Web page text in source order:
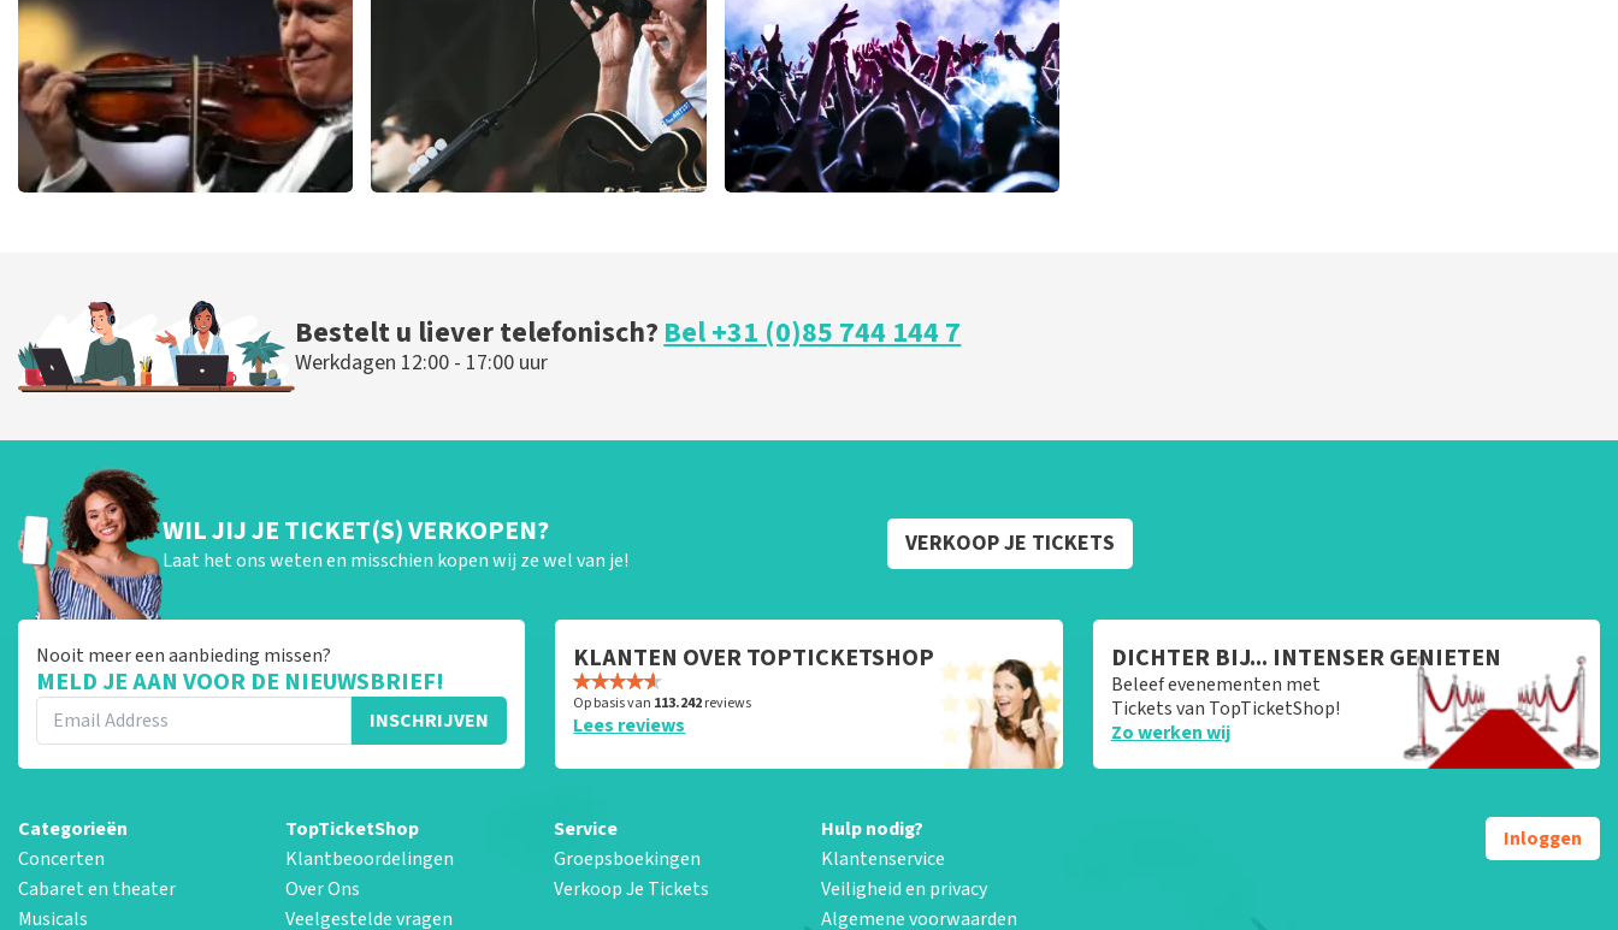
BESTEL NU BESTEL NU
BESTEL NU
Bestelt u liever telefonisch?Bel +31 (0)85 744 144 7
Werkdagen 12:00 - 17:00 uur
WIL JIJ JE TICKET(S) VERKOPEN?
Laat het ons weten en misschien kopen wij ze wel van je!
VERKOOP JE TICKETS
Nooit meer een aanbieding missen?
MELD JE AAN VOOR DE NIEUWSBRIEF!
INSCHRIJVEN
KLANTEN OVER TOPTICKETSHOP
Op basis van 113.242reviews
Lees reviews
DICHTER BIJ... INTENSER GENIETEN
Beleef evenementen met
Tickets van TopTicketShop!
Zo werken wij
Categorieën
Concerten
Cabaret en theater
Musicals
TopTicketShop
Klantbeoordelingen
Over Ons
Veelgestelde vragen
Service
Groepsboekingen
Verkoop Je Tickets
Hulp nodig?
Klantenservice
Veiligheid en privacy
Algemene voorwaarden
Inloggen